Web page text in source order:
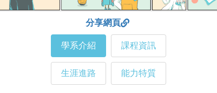
ColleGo! 大學選才與高中育才輔助系統
分享網頁
學系介紹 課程資訊
生涯進路 能力特質